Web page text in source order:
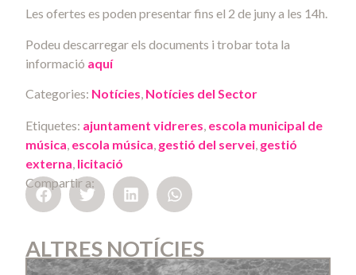
Les ofertes es poden presentar fins el 2 de juny a les 14h.
Podeu descarregar els documents i trobar tota la
informació aquí
Categories: Notícies, Notícies del Sector
Etiquetes: ajuntament vidreres, escola municipal de
música, escola música, gestió del servei, gestió
externa, licitació
Compartir a:
ALTRES NOTÍCIES